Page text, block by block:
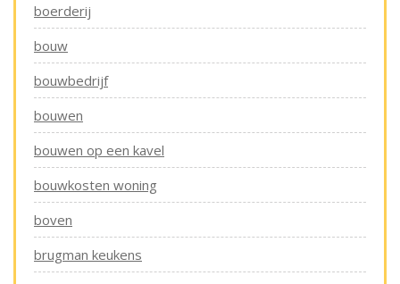
boerderij
bouw
bouwbedrijf
bouwen
bouwen op een kavel
bouwkosten woning
boven
brugman keukens